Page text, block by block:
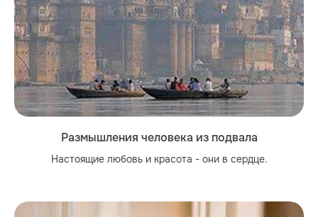
Размышления человека из подвала
Настоящие любовь и красота - они в сердце.